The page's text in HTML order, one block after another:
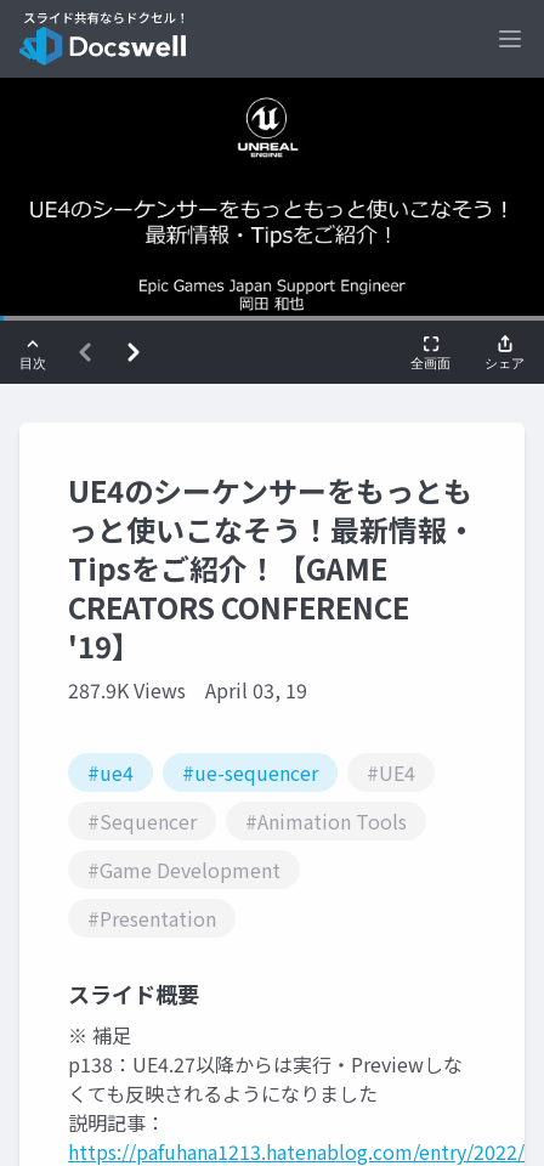
UE4のシーケンサーをもっとも
っと使いこなそう！最新情報・
Tipsをご紹介！【GAME
CREATORS CONFERENCE
'19】
287.9K Views April 03, 19
#ue4 #ue-sequencer
#UE4
#Sequencer
#Animation Tools
#Game Development
#Presentation
スライド概要
※ 補足
p138：UE4.27以降からは実行・Previewしな
くても反映されるようになりました
説明記事：
https://pafuhana1213.hatenablog.com/entry/2022/